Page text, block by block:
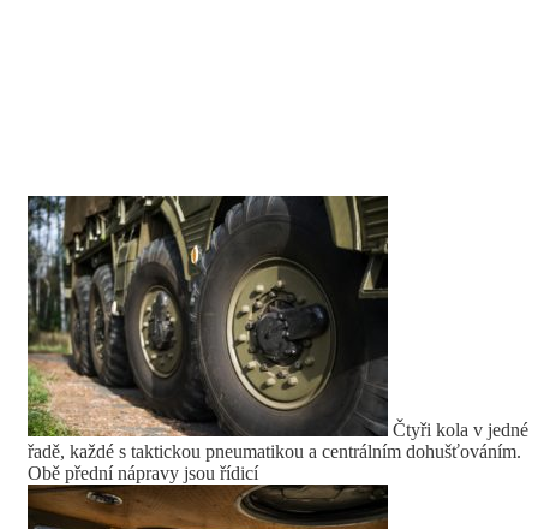
Čtyři kola v jedné
řadě, každé s taktickou pneumatikou a centrálním dohušťováním.
Obě přední nápravy jsou řídicí